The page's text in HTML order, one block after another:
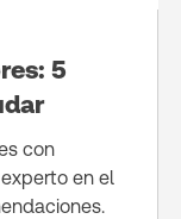
5
con
en el